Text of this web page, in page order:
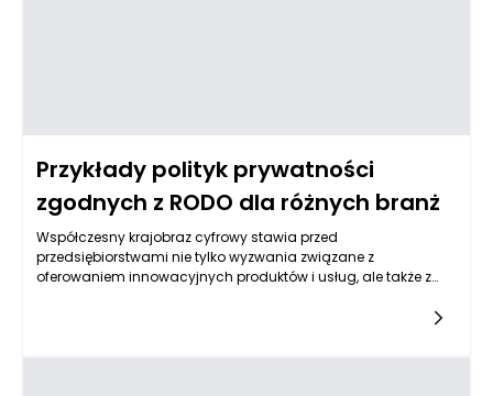
Przykłady polityk prywatności
zgodnych z RODO dla różnych branż
Współczesny krajobraz cyfrowy stawia przed
przedsiębiorstwami nie tylko wyzwania związane z
oferowaniem innowacyjnych produktów i usług, ale także z